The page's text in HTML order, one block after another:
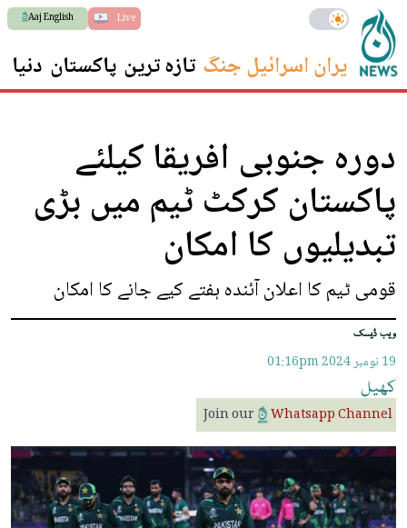
Live
Aaj English
ایران اسرائیل جنگ تازہ ترین پاکستان دنیا
دورہ جنوبی افریقا کیلئے
پاکستان کرکٹ ٹیم میں بڑی
تبدیلیوں کا امکان
قومی ٹیم کا اعلان آئندہ ہفتے کیے جانے کا امکان
ویب ڈیسک
19 نومبر 2024 01:16pm
کھیل
Join our Whatsapp Channel